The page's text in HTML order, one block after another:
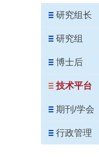
研究组长
研究组
博士后
技术平台
期刊/学会
行政管理